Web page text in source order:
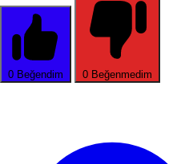
0 Beğendim 0 Beğenmedim